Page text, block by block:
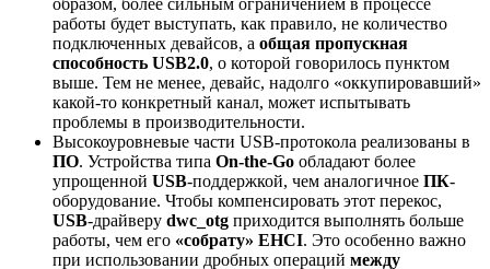
образом, более сильным ограничением в процессе
работы будет выступать, как правило, не количество
подключенных девайсов, а общая пропускная
способность USB2.0, о которой говорилось пунктом
выше. Тем не менее, девайс, надолго «оккупировавший»
какой-то конкретный канал, может испытывать
проблемы в производительности.
Высокоуровневые части USB-протокола реализованы в
ПО. Устройства типа On-the-Go обладают более
упрощенной USB-поддержкой, чем аналогичное ПК-
оборудование. Чтобы компенсировать этот перекос,
USB-драйверу dwc_otg приходится выполнять больше
работы, чем его «собрату» EHCI. Это особенно важно
при использовании дробных операций между